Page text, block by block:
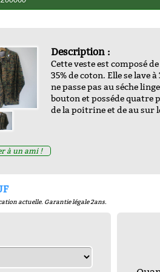
à un ami !
Description :
Cette veste est composé
35% de coton. Elle se lave
ne passe pas au séche
bouton et posséde quatre
de la poitrine et de au sur
actuelle. Garantie légale 2ans.
-
-